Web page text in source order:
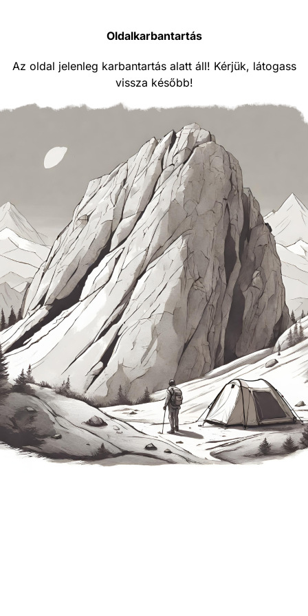
Oldalkarbantartás
Az oldal jelenleg karbantartás alatt áll! Kérjük, látogass
vissza később!